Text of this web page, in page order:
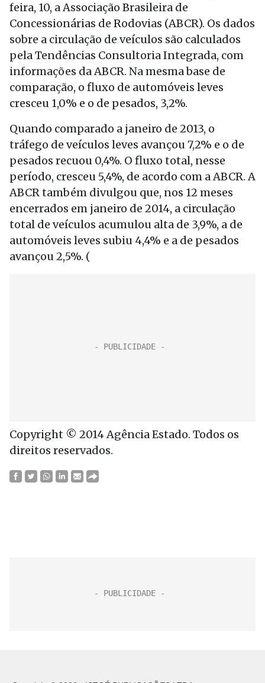
feira, 10, a Associação Brasileira de
Concessionárias de Rodovias (ABCR). Os dados
sobre a circulação de veículos são calculados
pela Tendências Consultoria Integrada, com
informações da ABCR. Na mesma base de
comparação, o fluxo de automóveis leves
cresceu 1,0% e o de pesados, 3,2%.
Quando comparado a janeiro de 2013, o
tráfego de veículos leves avançou 7,2% e o de
pesados recuou 0,4%. O fluxo total, nesse
período, cresceu 5,4%, de acordo com a ABCR. A
ABCR também divulgou que, nos 12 meses
encerrados em janeiro de 2014, a circulação
total de veículos acumulou alta de 3,9%, a de
automóveis leves subiu 4,4% e a de pesados
avançou 2,5%. (
Copyright © 2014 Agência Estado. Todos os
direitos reservados.